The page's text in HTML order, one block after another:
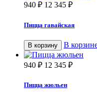
940 ₽ 12 345 ₽
Пицца гавайская
В корзину В
940 ₽ 12 345 ₽
Пицца жюльен